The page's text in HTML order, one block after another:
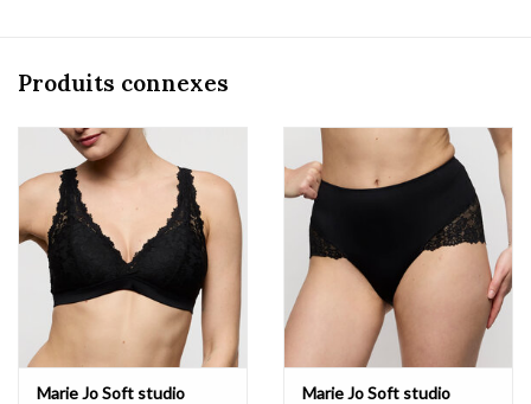
Produits connexes
Marie Jo Soft studio
Marie Jo Soft studio